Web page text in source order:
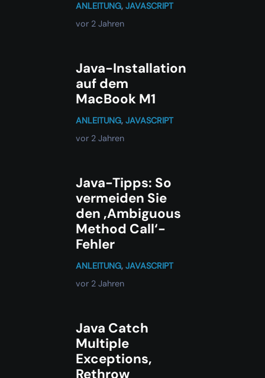
ANLEITUNG, JAVASCRIPT
vor 2 Jahren
Java-Installation
auf dem
MacBook M1
ANLEITUNG, JAVASCRIPT
vor 2 Jahren
Java-Tipps: So
vermeiden Sie
den ‚Ambiguous
Method Call‘-
Fehler
ANLEITUNG, JAVASCRIPT
vor 2 Jahren
Java Catch
Multiple
Exceptions,
Rethrow